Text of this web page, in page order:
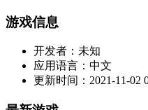
游戏信息
开发者： 未知
应用语言： 中文
更新时间： 2021-11-02